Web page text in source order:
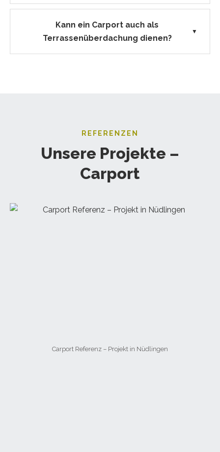
Kann ein Carport auch als
Terrassenüberdachung dienen?
▼
REFERENZEN
Unsere Projekte –
Carport
Carport Referenz – Projekt in Nüdlingen